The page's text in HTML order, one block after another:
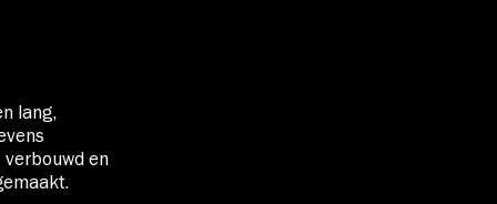
lang,
en